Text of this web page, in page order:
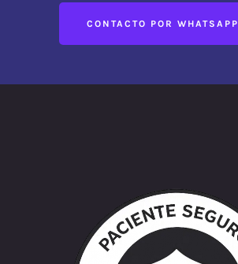
CONTACTO POR WHATSAPP